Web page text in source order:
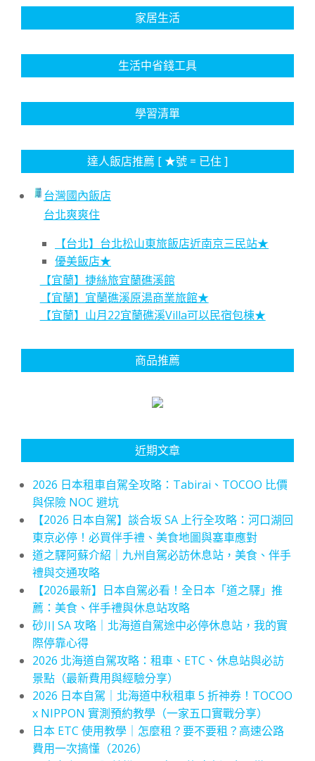
家居生活
生活中省錢工具
學習清單
達人飯店推薦 [ ★號 = 已住 ]
台灣國內飯店
台北爽爽住
【台北】台北松山東旅飯店近南京三民站★
優美飯店★
【宜蘭】捷絲旅宜蘭礁溪館
【宜蘭】宜蘭礁溪原湯商業旅館★
【宜蘭】山月22宜蘭礁溪Villa可以民宿包棟★
商品推薦
近期文章
2026 日本租車自駕全攻略：Tabirai、TOCOO 比價
與保險 NOC 避坑
【2026 日本自駕】談合坂 SA 上行全攻略：河口湖回
東京必停！必買伴手禮、美食地圖與塞車應對
道之驛阿蘇介紹｜九州自駕必訪休息站，美食、伴手
禮與交通攻略
【2026最新】日本自駕必看！全日本「道之驛」推
薦：美食、伴手禮與休息站攻略
砂川 SA 攻略｜北海道自駕途中必停休息站，我的實
際停靠心得
2026 北海道自駕攻略：租車、ETC、休息站與必訪
景點（最新費用與經驗分享）
2026 日本自駕｜北海道中秋租車 5 折神券！TOCOO
x NIPPON 實測預約教學（一家五口實戰分享）
日本 ETC 使用教學｜怎麼租？要不要租？高速公路
費用一次搞懂（2026）